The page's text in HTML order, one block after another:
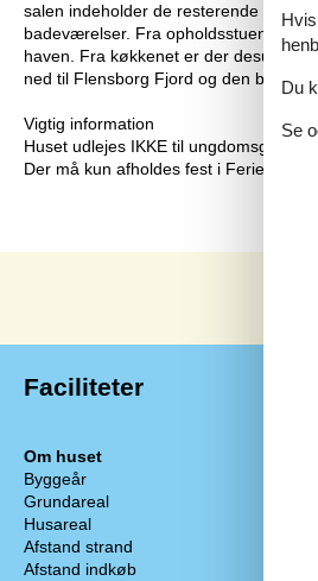
salen indeholder de resterende 10
badeværelser. Fra opholdsstuen er
haven. Fra køkkenet er der desuden
ned til Flensborg Fjord og den
Vigtig information
Huset udlejes IKKE til ungdomsgrupper
Der må kun afholdes fest i Feriehuset
Faciliteter
Om huset
Byggeår
Grundareal
Husareal
Afstand strand
Afstand indkøb
Du
Se